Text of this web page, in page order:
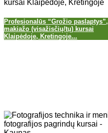
Profesionalūs “Grožio paslaptys”,
makiažo (visažisčių/tų) kursai
Klaipėdoje, Kretingoje...